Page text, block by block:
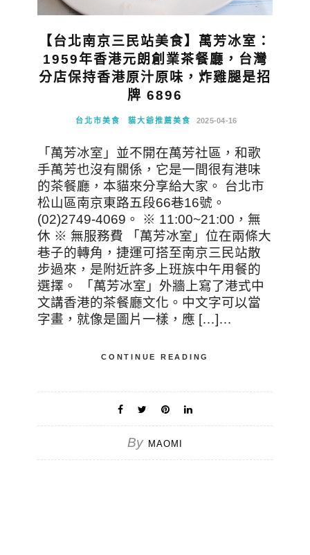
【台北南京三民站美食】萬芳冰室：
1959年香港元朗創業茶餐廳，台灣
分店保持香港原汁原味，炸雞腿是招
牌 6896
台北市美食 貓大爺推薦美食 2025-04-16
「萬芳冰室」並不開在萬芳社區，和歌
手萬芳也沒有關係，它是一間很有港味
的茶餐廳，本貓來分享給大家。 台北市
松山區南京東路五段66巷16號。
(02)2749-4069。 ※ 11:00~21:00，無
休 ※ 無服務費 「萬芳冰室」位在兩條大
巷子的轉角，捷運可搭至南京三民站散
步過來，是附近許多上班族中午用餐的
選擇。 「萬芳冰室」外牆上寫了港式中
文講香港的茶餐廳文化。中文字可以當
字畫，就像是圖片一樣，應 […]…
CONTINUE READING
By MAOMI